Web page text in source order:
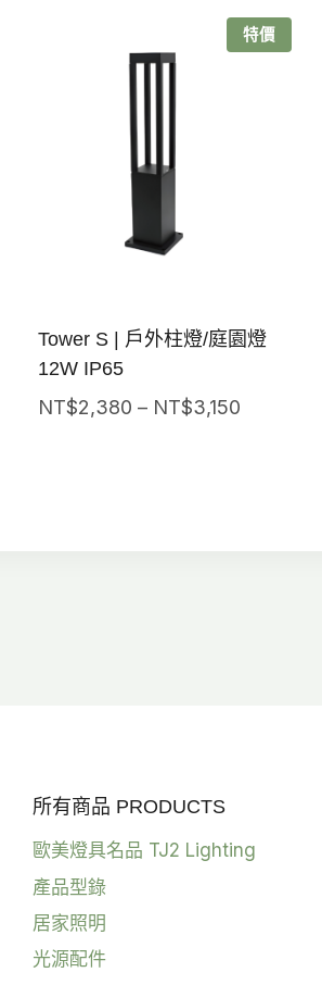
特價
Tower S | 戶外柱燈/庭園燈
12W IP65
NT$2,380 – NT$3,150價
所有商品 PRODUCTS
歐美燈具名品 TJ2 Lighting
產品型錄
居家照明
光源配件